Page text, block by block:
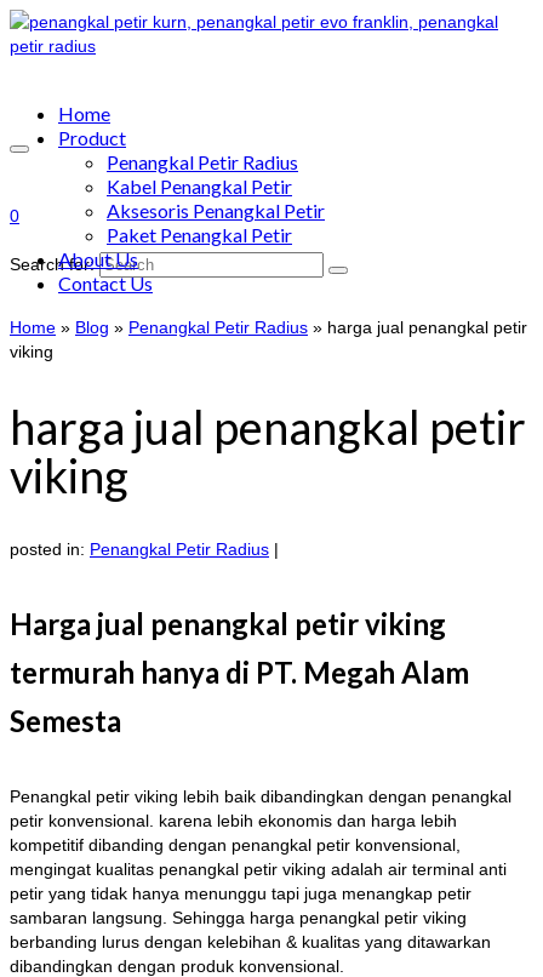
0
Search for:
Home
Product
Penangkal Petir Radius
Kabel Penangkal Petir
Aksesoris Penangkal Petir
Paket Penangkal Petir
About Us
Contact Us
Home » Blog » Penangkal Petir Radius » harga jual penangkal petir
viking
harga jual penangkal petir
viking
posted in: Penangkal Petir Radius |
Harga jual penangkal petir viking
termurah hanya di PT. Megah Alam
Semesta
Penangkal petir viking lebih baik dibandingkan dengan penangkal
petir konvensional. karena lebih ekonomis dan harga lebih
kompetitif dibanding dengan penangkal petir konvensional,
mengingat kualitas penangkal petir viking adalah air terminal anti
petir yang tidak hanya menunggu tapi juga menangkap petir
sambaran langsung. Sehingga harga penangkal petir viking
berbanding lurus dengan kelebihan & kualitas yang ditawarkan
dibandingkan dengan produk konvensional.